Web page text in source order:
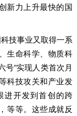
新力上升最快的国
技事业又取得一系
生命科学、物质科
号”实现人类首次月
科技攻关和产业发
进开发到首创的跨
等等。这些成就反